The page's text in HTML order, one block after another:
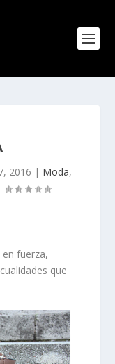
2016 | Moda,
fuerza,
que